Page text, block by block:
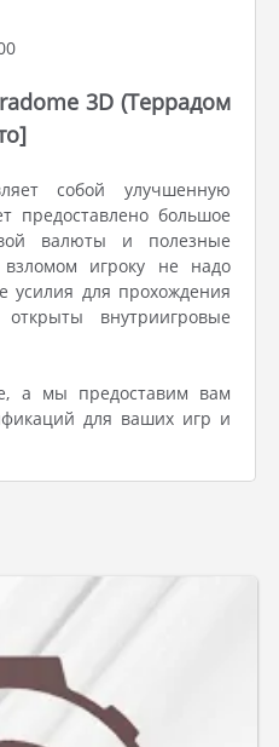
3D (Террадом
собой улучшенную
предоставлено большое
валюты и полезные
игроку не надо
усилия для прохождения
внутриигровые
а мы предоставим вам
для ваших игр и